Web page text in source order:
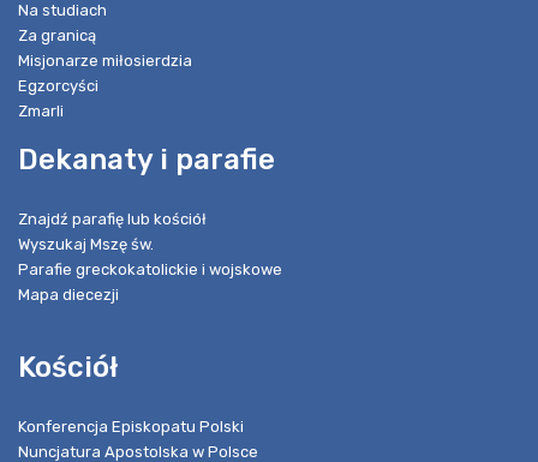
Na studiach
Za granicą
Misjonarze miłosierdzia
Egzorcyści
Zmarli
Dekanaty i parafie
Znajdź parafię lub kościół
Wyszukaj Mszę św.
Parafie greckokatolickie i wojskowe
Mapa diecezji
Kościół
Konferencja Episkopatu Polski
Nuncjatura Apostolska w Polsce